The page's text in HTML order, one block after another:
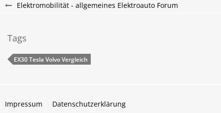
Elektromobilität - allgemeines Elektroauto Forum
Tags
EX30 Tesla Volvo Vergleich
Impressum Datenschutzerklärung